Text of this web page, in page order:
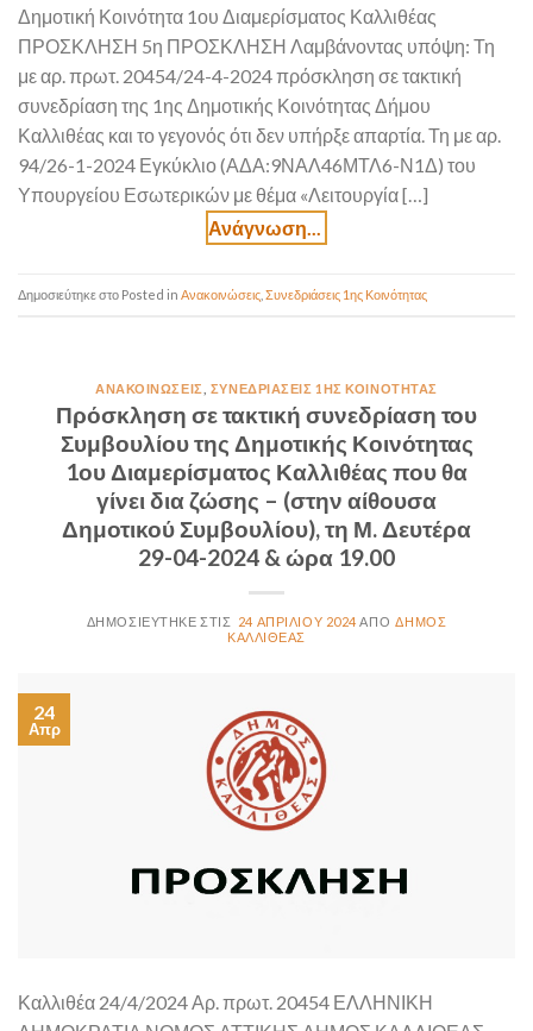
Δημοτική Κοινότητα 1ου Διαμερίσματος Καλλιθέας
ΠΡΟΣΚΛΗΣΗ 5η ΠΡΟΣΚΛΗΣΗ Λαμβάνοντας υπόψη: Τη
με αρ. πρωτ. 20454/24-4-2024 πρόσκληση σε τακτική
συνεδρίαση της 1ης Δημοτικής Κοινότητας Δήμου
Καλλιθέας και το γεγονός ότι δεν υπήρξε απαρτία. Τη με αρ.
94/26-1-2024 Εγκύκλιο (ΑΔΑ:9ΝΑΛ46ΜΤΛ6-Ν1Δ) του
Υπουργείου Εσωτερικών με θέμα «Λειτουργία […]
Posted in Ανακοινώσεις Συνεδριάσεις 1ης Κοινότητας
ΑΝΑΚΟΙΝΏΣΕΙΣ ΣΥΝΕΔΡΙΆΣΕΙΣ 1ΗΣ ΚΟΙΝΌΤΗΤΑΣ
Πρόσκληση σε τακτική συνεδρίαση του
Συμβουλίου της Δημοτικής Κοινότητας
1ου Διαμερίσματος Καλλιθέας που θα
γίνει δια ζώσης – (στην αίθουσα
Δημοτικού Συμβουλίου), τη Μ. Δευτέρα
29-04-2024 & ώρα 19.00
24 ΑΠΡΙΛΊΟΥ 2024
ΔΉΜΟΣ
ΚΑΛΛΙΘΈΑΣ
24
Απρ
Καλλιθέα 24/4/2024 Αρ. πρωτ. 20454 ΕΛΛΗΝΙΚΗ